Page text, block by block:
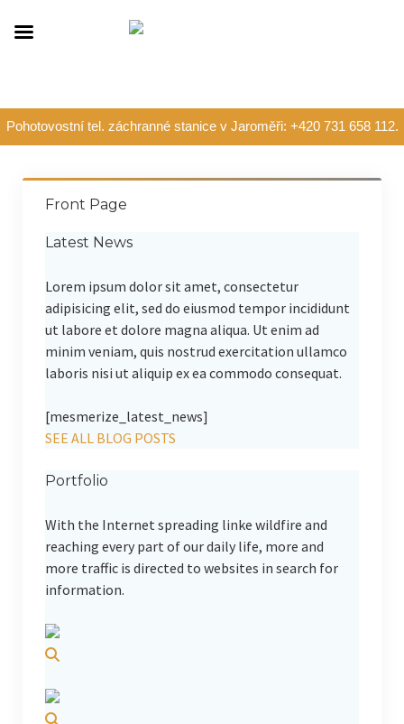
Pohotovostní tel. záchranné stanice v Jaroměři: +420 731 658 112.
Front Page
Latest News
Lorem ipsum dolor sit amet, consectetur
adipisicing elit, sed do eiusmod tempor incididunt
ut labore et dolore magna aliqua. Ut enim ad
minim veniam, quis nostrud exercitation ullamco
laboris nisi ut aliquip ex ea commodo consequat.
[mesmerize_latest_news]
SEE ALL BLOG POSTS
Portfolio
With the Internet spreading linke wildfire and
reaching every part of our daily life, more and
more traffic is directed to websites in search for
information.